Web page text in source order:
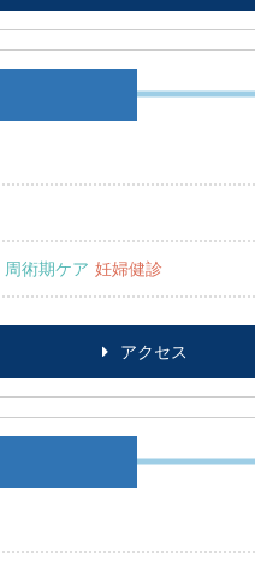
周術期ケア 妊婦健診
アクセス